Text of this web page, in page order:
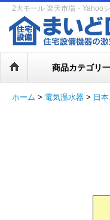
2大モール 楽天市場・Yahoo
商品カテゴリ
ホーム > 電気温水器 > 日